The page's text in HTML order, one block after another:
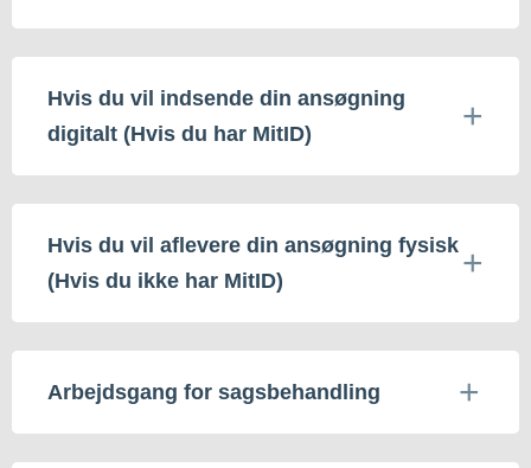
Hvis du vil indsende din ansøgning
digitalt (Hvis du har MitID)
Hvis du vil aflevere din ansøgning fysisk
(Hvis du ikke har MitID)
Arbejdsgang for sagsbehandling